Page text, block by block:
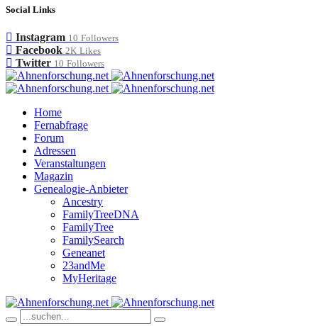
Social Links
Instagram 10 Followers
Facebook 2K Likes
Twitter 10 Followers
Home
Fernabfrage
Forum
Adressen
Veranstaltungen
Magazin
Genealogie-Anbieter
Ancestry
FamilyTreeDNA
FamilyTree
FamilySearch
Geneanet
23andMe
MyHeritage